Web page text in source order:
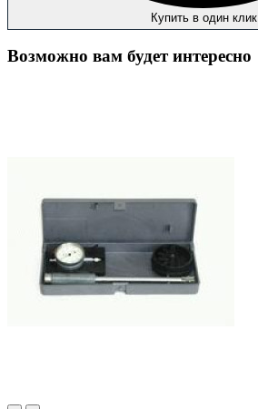
Купить в один клик
Возможно вам будет интересно